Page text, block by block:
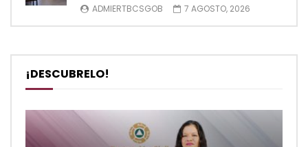
ADMIERTBCSGOB 7 AGOSTO, 2026
¡DESCUBRELO!